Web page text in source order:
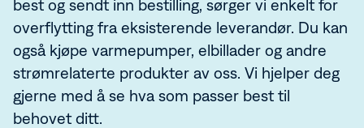
Aktuelt
Bærekraft
Om Istad Kraft
Mørk modus av/på
best og sendt inn bestilling, sørger vi enkelt for
overflytting fra eksisterende leverandør. Du kan
også kjøpe varmepumper, elbillader og andre
strømrelaterte produkter av oss. Vi hjelper deg
gjerne med å se hva som passer best til
behovet ditt.